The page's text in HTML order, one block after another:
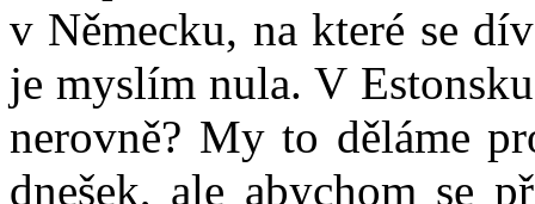
v Německu, na které se
je myslím nula. V
nerovně? My to děláme
dnešek, ale abychom se